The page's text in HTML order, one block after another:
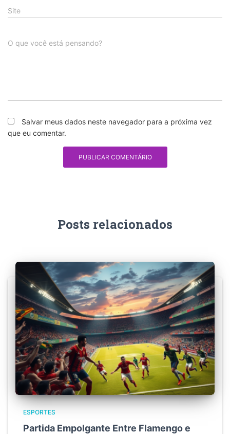
Site
O que você está pensando?
Salvar meus dados neste navegador para a próxima vez
que eu comentar.
Posts relacionados
ESPORTES
Partida Empolgante Entre Flamengo e